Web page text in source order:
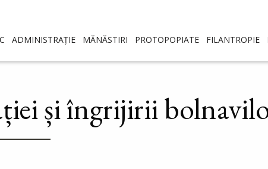
ADMINISTRAȚIE MĂNĂSTIRI PROTOPOPIATE FILANTROPIE
și îngrijirii